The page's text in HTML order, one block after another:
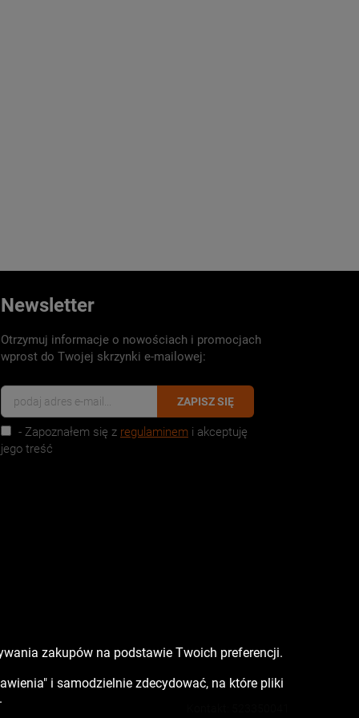
Newsletter
Otrzymuj informacje o nowościach i promocjach
wprost do Twojej skrzynki e-mailowej:
ZAPISZ SIĘ
- Zapoznałem się z regulaminem i akceptuję
jego treść
zakupów na podstawie Twoich preferencji.
i samodzielnie zdecydować, na które pliki
.